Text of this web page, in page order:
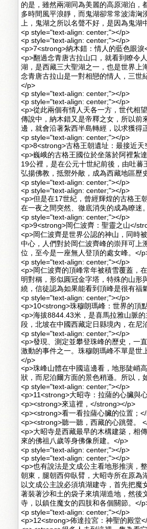
的是，雖然兩湖同為美麗的高原湖泊，
多時間風平浪靜，而鬼湖卻常常波濤洶
上，鬼湖之所以名聲不好，是因為鬼
<p style="text-align: center;"></p>
<p style="text-align: center;"></p>
<p>7<strong>納木錯：情人的藍色眼淚
<p>翻過念青唐古拉山口，就看到瞭
湖，是西藏三大聖湖之一，也是世界上
念青唐古拉山是一對相戀的情人，三世
</p>
<p style="text-align: center;"></p>
<p style="text-align: center;"></p>
<p>從此兩個有情人天各一方，世代相
傳說中，納木錯又是帝釋之女，所以前
邊，就會沿著紮西半島轉經，以求獲得
<p style="text-align: center;"></p>
<p>8<strong>古格王朝遺址：最接近
<p>巍峨的古格王國位於坐落於阿裡紮
19公裡，是在公元十世紀前後，由吐蕃
弘揚佛教，抵禦外敵，成為西藏地區歷
<p style="text-align: center;"></p>
<p style="text-align: center;"></p>
<p>但是在17世紀，曾經輝煌的古格王
在一夜之間突然、徹底消失的成為瞭迷
<p style="text-align: center;"></p>
<p>9<strong>岡仁波齊：聖靈之山</
<p>岡仁波齊是世界公認的神山，同時
中心，人們對於岡仁波齊峰的崇拜可上
位，至今是一座無人登頂的處女峰。</
<p style="text-align: center;"></p>
<p>岡仁波齊的頂峰常年被積雪覆蓋，
明對稱，形似圓冠金字塔，特殊的山形
繞，信徒認為如果能看到頂峰是很有福
<p style="text-align: center;"></p>
<p>10<strong>珠穆朗瑪峰：世界的頂
<p>海拔8844.43米，是喜馬拉雅山脈
段，北坡在中國西藏定日縣境內，在尼
<p style="text-align: center;"></p>
<p>發現、測定並攀登珠峰的歷史，一
激動的事件之一。珠穆朗瑪峰不單是世
</p>
<p>珠峰山體在中國這邊看，地形陡峭
狀，而尼泊爾方面的景色稍遜。所以，
<p style="text-align: center;"></p>
<p>11<strong>大昭寺：拉薩的心臟與
<p><strong>來這裡，</strong></p>
<p><strong>看一看拉薩心臟的位置；
<p><strong>聽一聽，西藏的心跳聲。
<p>大昭寺是西藏最早的木構建築，相
來的佛祖八歲等身佛像所建。</p>
<p style="text-align: center;"></p>
<p style="text-align: center;"></p>
<p>也有說法是文成公主看地形推演，
朝東，腿朝西仰臥臂，大昭寺所在原為
以文成公主說必須填湖建寺，首先把
著裝著沙和土的袋子來填湖造地，然後
寺，以鎮住魔女的四肢和各個關節。</
<p style="text-align: center;"></p>
<p>12<strong>佈達拉宮：神聖的殿堂